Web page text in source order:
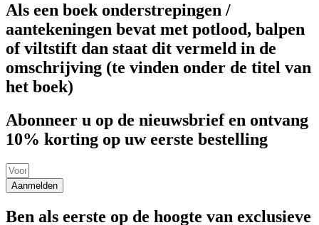
Als een boek onderstrepingen /
aantekeningen bevat met potlood, balpen
of viltstift dan staat dit vermeld in de
omschrijving (te vinden onder de titel van
het boek)
Abonneer u op de nieuwsbrief en ontvang
10% korting op uw eerste bestelling
Aanmelden
Ben als eerste op de hoogte van exclusieve